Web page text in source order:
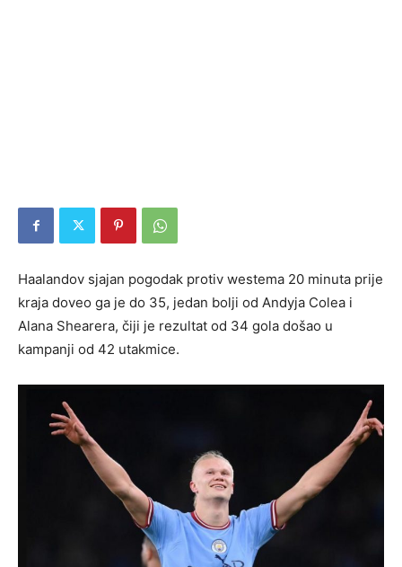
Haalandov sjajan pogodak protiv westema 20 minuta prije
kraja doveo ga je do 35, jedan bolji od Andyja Colea i
Alana Shearera, čiji je rezultat od 34 gola došao u
kampanji od 42 utakmice.